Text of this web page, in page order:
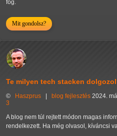
fog.
Mit gondolsz?
Te milyen tech stacken
© Haszprus blog fejlesztés 2024.
3
A blog nem túl rejtett módon magas
rendelkezett. Ha még olvasol, kíváncsi